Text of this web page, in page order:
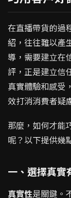
在直播帶貨的過
紹，往往難以產
導，需要建立在
評，正是建立信
真實體驗和感受
效打消消費者疑
那麼，如何才能
呢？以下提供幾
一、選擇真實
真實性是關鍵。